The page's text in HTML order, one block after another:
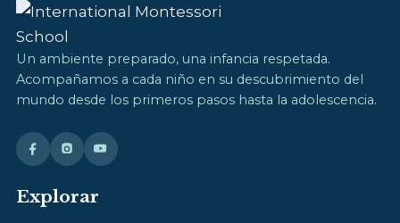
Un ambiente preparado, una infancia respetada.
Acompañamos a cada niño en su descubrimiento del
mundo desde los primeros pasos hasta la adolescencia.
Explorar